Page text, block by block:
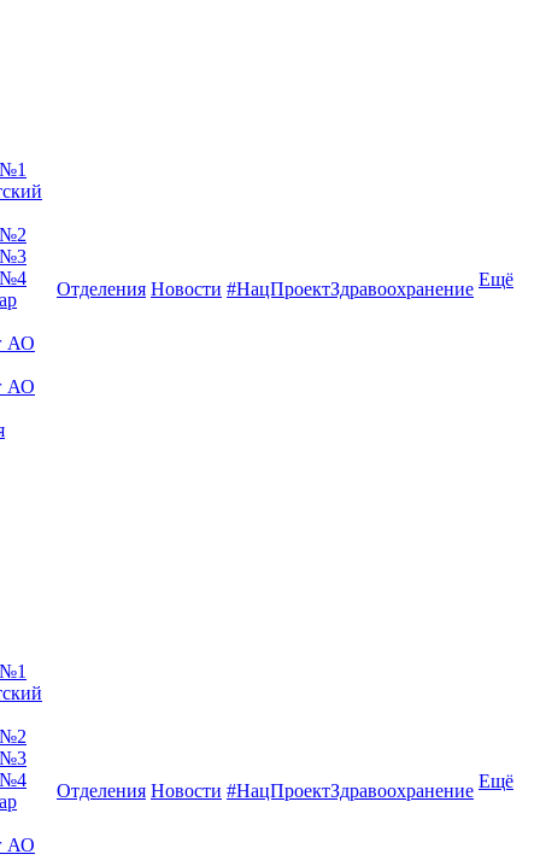
№2
№3
№4
АО
АО
Отделения Новости #НацПроектЗдравоохранение Ещё
№2
№3
№4
АО
Отделения Новости #НацПроектЗдравоохранение Ещё